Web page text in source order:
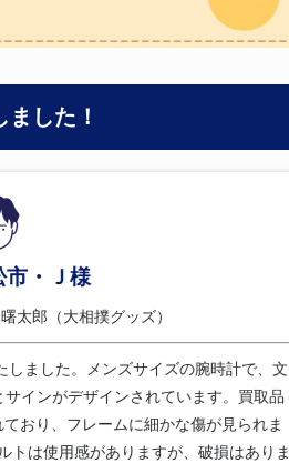
した！
市・Ｊ様
太郎（大相撲グッズ）
ました。メンズサイズの腕時計で、文
インがデザインされています。買取品
おり、フレームに細かな傷が見られま
トは使用感がありますが、破損はありま